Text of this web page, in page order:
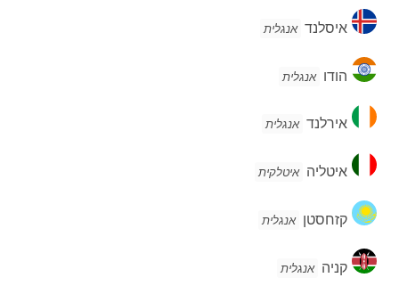
איסלנד
איסלנד אנגלית
הודו אנגלית
אירלנד
אירלנד אנגלית
איטליה
איטליה איטלקית
קזחסטן
קזחסטן אנגלית
קניה
קניה אנגלית